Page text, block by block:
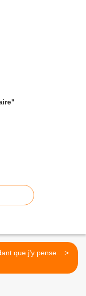
Pendant que j'y pense... >